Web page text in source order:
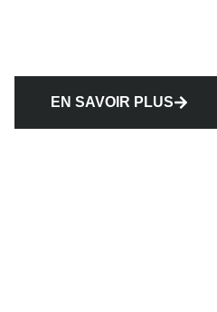
EN SAVOIR PLUS